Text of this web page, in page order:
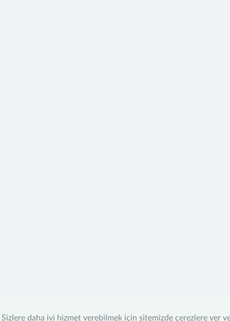
Sizlere daha iyi hizmet verebilmek için sitemizde çerezlere yer